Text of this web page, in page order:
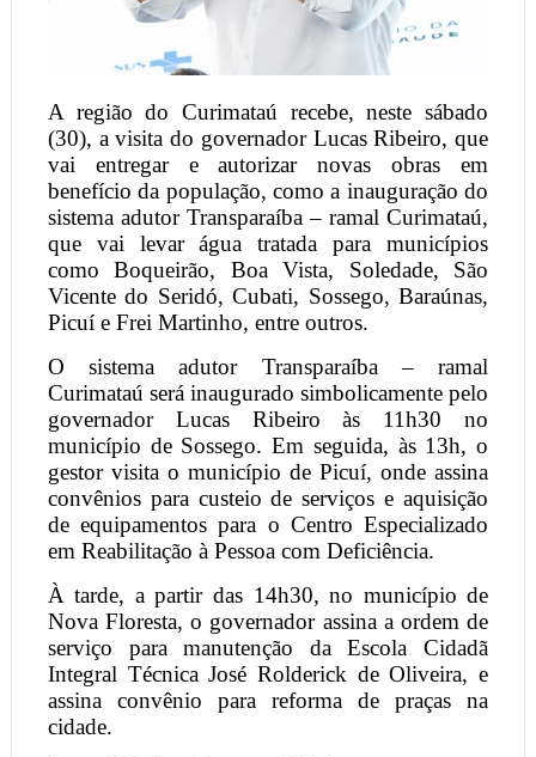
A região do Curimataú recebe, neste sábado
(30), a visita do governador Lucas Ribeiro, que
vai entregar e autorizar novas obras em
benefício da população, como a inauguração do
sistema adutor Transparaíba – ramal Curimataú,
que vai levar água tratada para municípios
como Boqueirão, Boa Vista, Soledade, São
Vicente do Seridó, Cubati, Sossego, Baraúnas,
Picuí e Frei Martinho, entre outros.
O sistema adutor Transparaíba – ramal
Curimataú será inaugurado simbolicamente pelo
governador Lucas Ribeiro às 11h30 no
município de Sossego. Em seguida, às 13h, o
gestor visita o município de Picuí, onde assina
convênios para custeio de serviços e aquisição
de equipamentos para o Centro Especializado
em Reabilitação à Pessoa com Deficiência.
À tarde, a partir das 14h30, no município de
Nova Floresta, o governador assina a ordem de
serviço para manutenção da Escola Cidadã
Integral Técnica José Rolderick de Oliveira, e
assina convênio para reforma de praças na
cidade.